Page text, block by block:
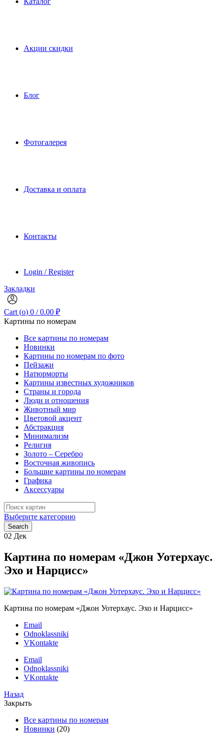
Акции скидки
Блог
Фотогалерея
Доставка и оплата
Контакты
Login / Register
Закладки
Cart (o) 0 / 0.00 ₽
Картины по номерам
Все картины по номерам
Новинки
Картины по номерам по фото
Пейзажи
Натюрморты
Картины известных художников
Страны и города
Люди и отношения
Животный мир
Цветовой акцент
Абстракция
Минимализм
Религия
Золото – Серебро
Восточная живопись
Большие картины по номерам
Графика
Аксессуары
Search
for:
Выберите категорию
Search
02 Дек
Картина по номерам «Джон Уотерхаус.
Эхо и Нарцисс»
Картина по номерам «Джон Уотерхаус. Эхо и Нарцисс»
Email
Odnoklassniki
VKontakte
Email
Odnoklassniki
VKontakte
Назад
Закрыть
Все картины по номерам
Новинки (20)